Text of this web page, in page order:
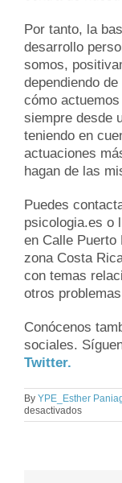
Por tanto, la
desarrollo
somos,
dependiendo
cómo
siempre desde
teniendo en
actuaciones
hagan de las
Puedes
psicologia.es o
en Calle Puerto
zona Costa
con temas
otros
Conócenos
sociales.
Twitter.
By YPE_Esther
desactivadosen